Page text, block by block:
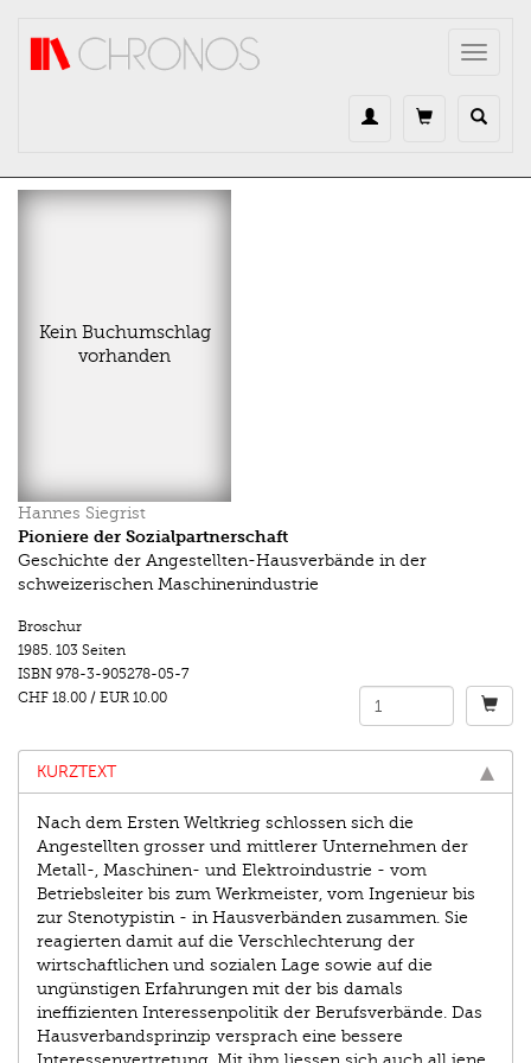
Toggle
Kein Buchumschlag
vorhanden
Hannes Siegrist
Pioniere der Sozialpartnerschaft
Geschichte der Angestellten-Hausverbände in der
schweizerischen Maschinenindustrie
Broschur
1985. 103 Seiten
ISBN 978-3-905278-05-7
CHF 18.00 / EUR 10.00
KURZTEXT
Nach dem Ersten Weltkrieg schlossen sich die
Angestellten grosser und mittlerer Unternehmen der
Metall-, Maschinen- und Elektroindustrie - vom
Betriebsleiter bis zum Werkmeister, vom Ingenieur bis
zur Stenotypistin - in Hausverbänden zusammen. Sie
reagierten damit auf die Verschlechterung der
wirtschaftlichen und sozialen Lage sowie auf die
ungünstigen Erfahrungen mit der bis damals
ineffizienten Interessenpolitik der Berufsverbände. Das
Hausverbandsprinzip versprach eine bessere